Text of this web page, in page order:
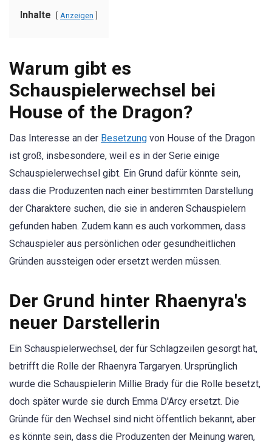
Inhalte Anzeigen
Warum gibt es
Schauspielerwechsel bei
House of the Dragon?
Das Interesse an der Besetzung von House of the Dragon
ist groß, insbesondere, weil es in der Serie einige
Schauspielerwechsel gibt. Ein Grund dafür könnte sein,
dass die Produzenten nach einer bestimmten Darstellung
der Charaktere suchen, die sie in anderen Schauspielern
gefunden haben. Zudem kann es auch vorkommen, dass
Schauspieler aus persönlichen oder gesundheitlichen
Gründen aussteigen oder ersetzt werden müssen.
Der Grund hinter Rhaenyra's
neuer Darstellerin
Ein Schauspielerwechsel, der für Schlagzeilen gesorgt hat,
betrifft die Rolle der Rhaenyra Targaryen. Ursprünglich
wurde die Schauspielerin Millie Brady für die Rolle besetzt,
doch später wurde sie durch Emma D'Arcy ersetzt. Die
Gründe für den Wechsel sind nicht öffentlich bekannt, aber
es könnte sein, dass die Produzenten der Meinung waren,